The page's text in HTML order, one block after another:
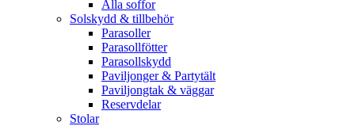
Alla soffor
Solskydd & tillbehör
Parasoller
Parasollfötter
Parasollskydd
Paviljonger & Partytält
Paviljongtak & väggar
Reservdelar
Stolar